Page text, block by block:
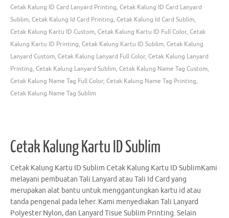
Cetak Kalung ID Card Lanyard Printing, Cetak Kalung ID Card Lanyard
Sublim, Cetak Kalung Id Card Printing, Cetak Kalung Id Card Sublim,
Cetak Kalung Kartu ID Custom, Cetak Kalung Kartu ID Full Color, Cetak
Kalung Kartu ID Printing, Cetak Kalung Kartu ID Sublim, Cetak Kalung
Lanyard Custom, Cetak Kalung Lanyard Full Color, Cetak Kalung Lanyard
Printing, Cetak Kalung Lanyard Sublim, Cetak Kalung Name Tag Custom,
Cetak Kalung Name Tag Full Color, Cetak Kalung Name Tag Printing,
Cetak Kalung Name Tag Sublim
Cetak Kalung Kartu ID Sublim
Cetak Kalung Kartu ID Sublim Cetak Kalung Kartu ID SublimKami
melayani pembuatan Tali Lanyard atau Tali Id Card yang
merupakan alat bantu untuk menggantungkan kartu id atau
tanda pengenal pada leher. Kami menyediakan Tali Lanyard
Polyester Nylon, dan Lanyard Tisue Sublim Printing. Selain